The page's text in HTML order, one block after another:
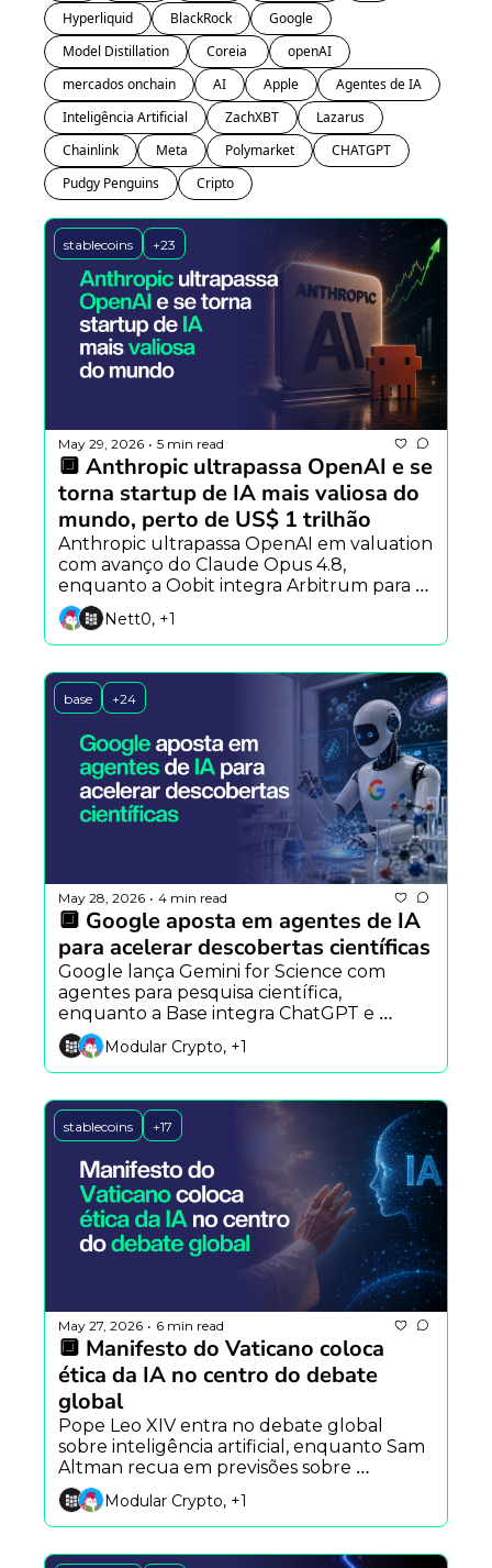
Hyperliquid
BlackRock
Google
Model Distillation
openAI
mercados onchain
AI Apple
Agentes de IA
Inteligência Artificial
ZachXBT
Lazarus
Chainlink
Meta Polymarket
CHATGPT
Pudgy Penguins
Cripto
stablecoins +23
May 29, 2026 • 5 min read
🔲 Anthropic ultrapassa OpenAI e se
torna startup de IA mais valiosa do
mundo, perto de US$ 1 trilhão
Anthropic ultrapassa OpenAI em valuation
com avanço do Claude Opus 4.8,
enquanto a Oobit integra Arbitrum para
pagamentos globais e pesquisadores criam
IA capaz de antecipar perguntas dos
usuários.
Nett0, +1
base +24
May 28, 2026 • 4 min read
🔲 Google aposta em agentes de IA
para acelerar descobertas científicas
Google lança Gemini for Science com
agentes para pesquisa científica,
enquanto a Base integra ChatGPT e
Claude ao DeFi e o YouTube amplia
detecção automática de vídeos gerados
por IA.
Modular Crypto, +1
stablecoins +17
May 27, 2026 • 6 min read
🔲 Manifesto do Vaticano coloca
ética da IA no centro do debate
global
Pope Leo XIV entra no debate global
sobre inteligência artificial, enquanto Sam
Altman recua em previsões sobre
empregos e fundador da OpenZeppelin
alerta para crise de segurança no DeFi.
Modular Crypto, +1